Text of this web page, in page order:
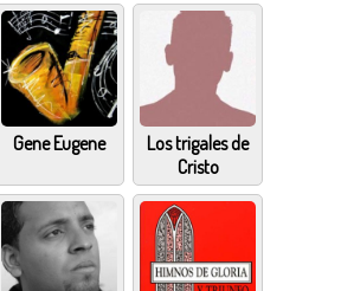
Gene Eugene
Los trigales de
Cristo